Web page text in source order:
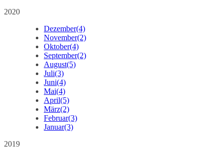
2020
Dezember(4)
November(2)
Oktober(4)
September(2)
August(5)
Juli(3)
Juni(4)
Mai(4)
April(5)
März(2)
Februar(3)
Januar(3)
2019